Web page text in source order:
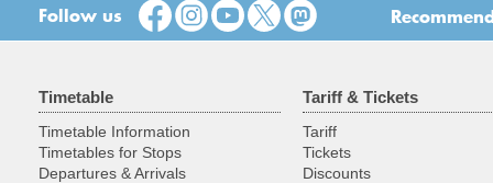
Follow us
Timetable
Timetable Information
Timetables for Stops
Departures & Arrivals
Tariff & Tickets
Tariff
Tickets
Discounts